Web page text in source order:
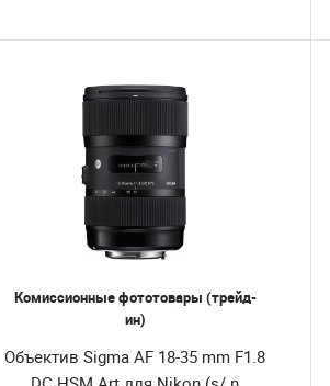
Комиссионные фототовары (трейд-
ин)
Объектив Sigma AF 18-35 mm F1.8